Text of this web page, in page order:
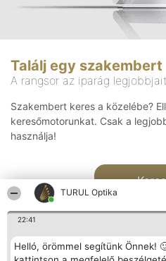
TURUL Optika
22:41
Helló, örömmel segítünk Önnek!
Találj egy szakembert
A rangsor az iparág
Szakembert keres a közelébe?
keresőmotorunkat. Csak a
használja!